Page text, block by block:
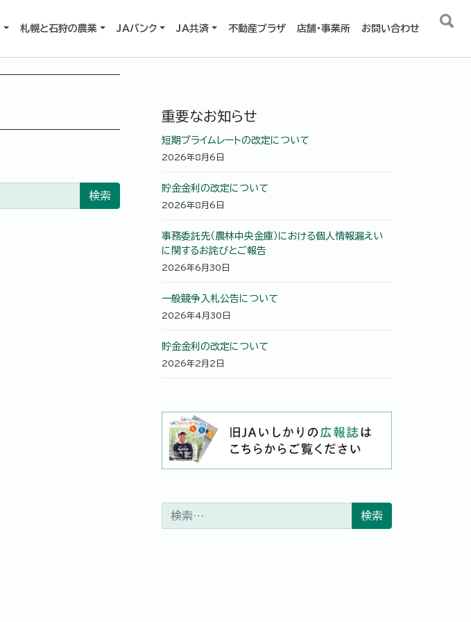
札幌と石狩の農業 JAバンク JA共済 不動産プラザ 店舗・事業所 お問い合わせ
重要なお知らせ
短期プライムレートの改定について
2026年8月6日
貯金金利の改定について
2026年8月6日
事務委託先（農林中央金庫）における個人情報漏えい
に関するお詫びとご報告
2026年6月30日
一般競争入札公告について
2026年4月30日
貯金金利の改定について
2026年2月2日
検索: